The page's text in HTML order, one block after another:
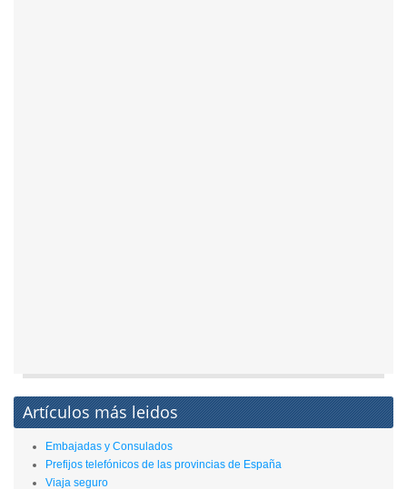
Artículos más leidos
Embajadas y Consulados
Prefijos telefónicos de las provincias de España
Viaja seguro